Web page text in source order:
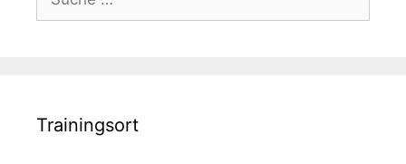
nach:
Trainingsort